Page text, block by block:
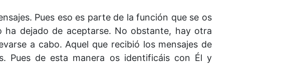
Pues eso es parte de la función que se os
dejado de aceptarse. No obstante, hay otra
a cabo. Aquel que recibió los mensajes de
Pues de esta manera os identificáis con Él y